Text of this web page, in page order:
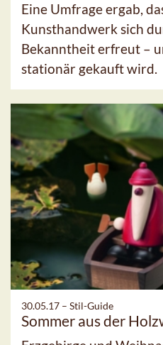
Eine Umfrage ergab,
Kunsthandwerk sich
Bekanntheit erfreut –
stationär gekauft wird.
30.05.17 – Stil-Guide
Sommer aus der